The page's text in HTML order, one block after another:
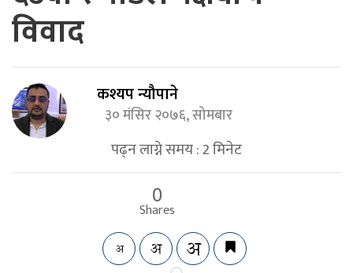
विवाद
कश्यप न्यौपाने
३० मंसिर २०७६, सोमबार
पढ्न लाग्ने समय :2मिनेट
0
Shares